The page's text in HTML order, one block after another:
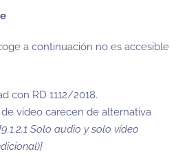
a continuación no es accesible
con RD 1112/2018.
video carecen de alternativa
Solo audio y solo vídeo